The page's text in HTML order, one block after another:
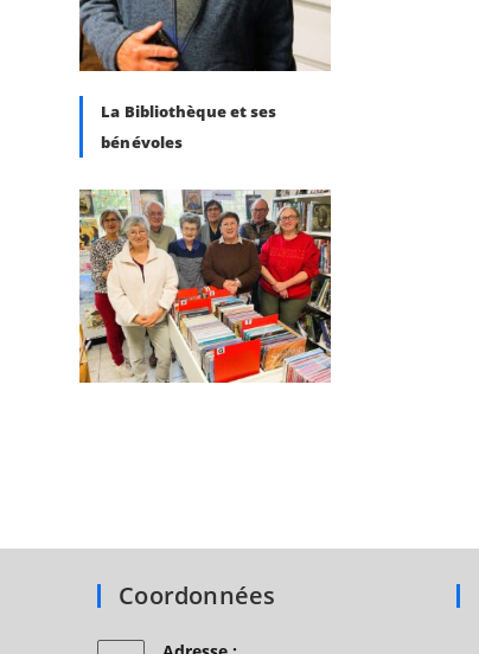
La Bibliothèque et ses
bénévoles
Coordonnées